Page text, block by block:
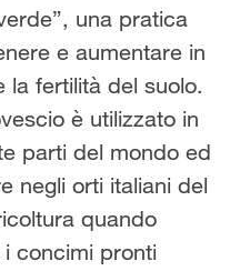
una pratica
e aumentare in
la fertilità del suolo.
è utilizzato in
parti del mondo ed
negli orti italiani del
quando
concimi pronti